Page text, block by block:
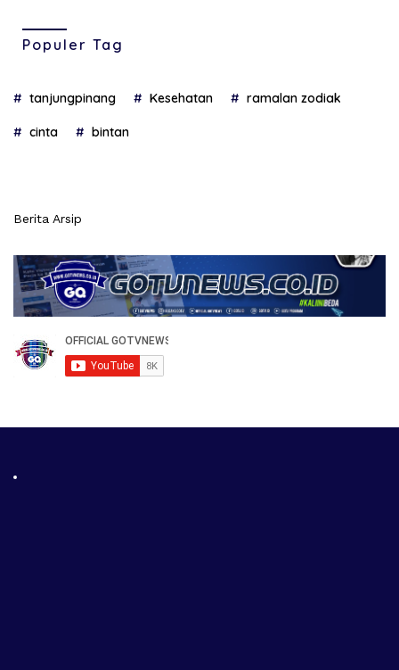
Populer Tag
tanjungpinang Kesehatan ramalan zodiak
cinta bintan
Berita Arsip